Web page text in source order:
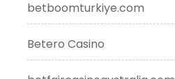
betboomturkiye.com
Betero Casino